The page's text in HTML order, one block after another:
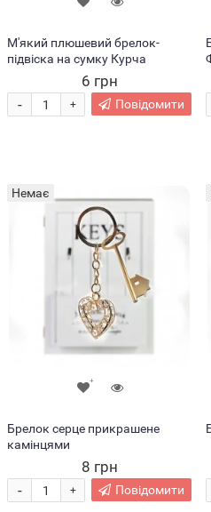
М'який плюшевий брелок-
підвіска на сумку Курча
6 грн
+
- Повідомити
Немає
Брелок серце прикрашене
камінцями
8 грн
+
- Повідомити